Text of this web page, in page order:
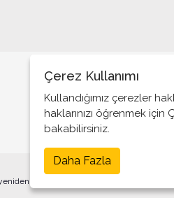
Tarafsız Basın!..
Herkes konut sahibi olacakmış!..
Nasıl bir ülkede yaşıyoruz?
Bu bir veda değil
yayınlanması veya yeniden dağıtılması
Çerez Kullanımı
Kullandığımız çerezler
haklarınızı öğrenmek için
bakabilirsiniz.
Daha Fazla